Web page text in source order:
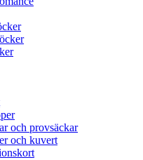
och provsäckar
och kuvert